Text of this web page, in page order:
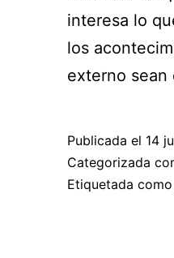
interesa lo
los
externo sean
Publicada el 14
Categorizada
Etiquetada como